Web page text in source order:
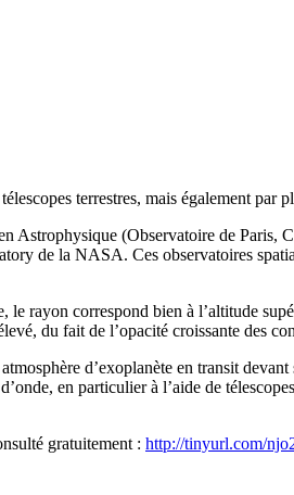
terrestres, mais également par
Astrophysique (Observatoire de
de la NASA. Ces observatoires
rayon correspond bien à l’altitude
du fait de l’opacité croissante des
d’exoplanète en transit
en particulier à l’aide de
gratuitement : http://tinyurl.com/